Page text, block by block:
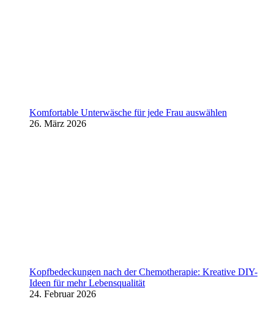
Komfortable Unterwäsche für jede Frau auswählen
26. März 2026
Kopfbedeckungen nach der Chemotherapie: Kreative DIY-
Ideen für mehr Lebensqualität
24. Februar 2026